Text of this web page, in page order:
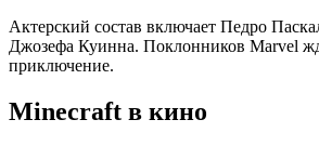
Актерский состав включает Педро
Джозефа Куинна. Поклонников Marvel
приключение.
Minecraft в кино